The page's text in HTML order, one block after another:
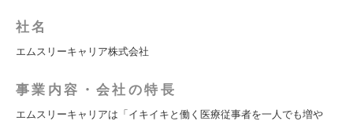
社名
エムスリーキャリア株式会社
事業内容・会社の特長
エムスリーキャリアは「イキイキと働く医療従事者を一人でも増や